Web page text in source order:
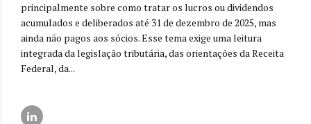
principalmente sobre como tratar os lucros ou dividendos
acumulados e deliberados até 31 de dezembro de 2025, mas
ainda não pagos aos sócios. Esse tema exige uma leitura
integrada da legislação tributária, das orientações da Receita
Federal, da...